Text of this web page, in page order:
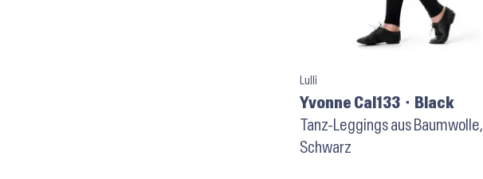
Lulli
Yvonne Cal133 ⬝ Black
Tanz-Leggings aus Baumwolle,
Schwarz